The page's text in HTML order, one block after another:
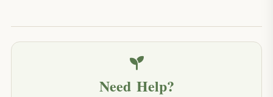
Need Help?